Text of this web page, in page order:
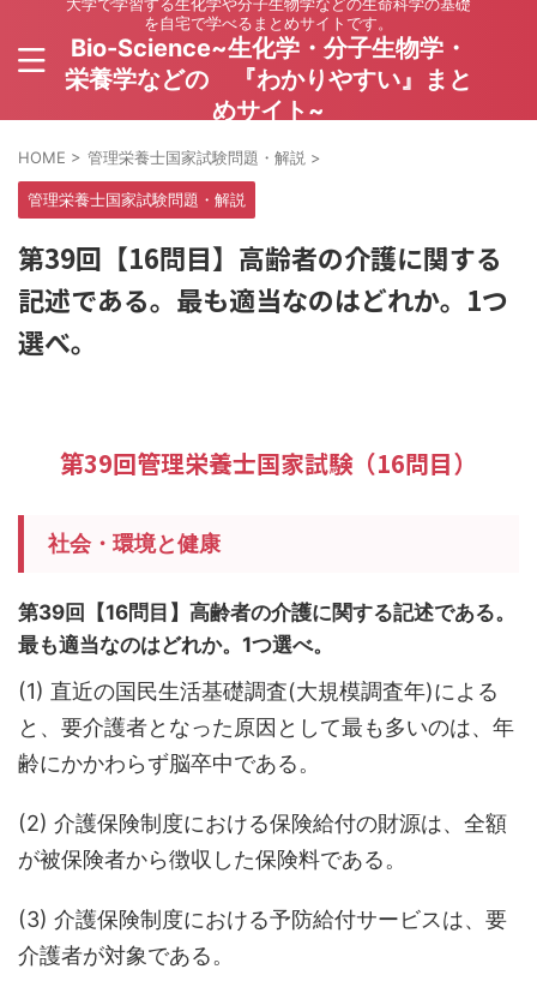
を自宅で学べるまとめサイトです。
Bio-Science~生化学・分子生物学・
栄養学などの 『わかりやすい』まと
めサイト~
HOME > 管理栄養士国家試験問題・解説 >
管理栄養士国家試験問題・解説
第39回【16問目】高齢者の介護に関する
記述である。最も適当なのはどれか。1つ
選べ。
第39回管理栄養士国家試験（16問目）
社会・環境と健康
第39回【16問目】高齢者の介護に関する記述である。
最も適当なのはどれか。1つ選べ。
(1) 直近の国民生活基礎調査(大規模調査年)による
と、要介護者となった原因として最も多いのは、年
齢にかかわらず脳卒中である。
(2) 介護保険制度における保険給付の財源は、全額
が被保険者から徴収した保険料である。
(3) 介護保険制度における予防給付サービスは、要
介護者が対象である。